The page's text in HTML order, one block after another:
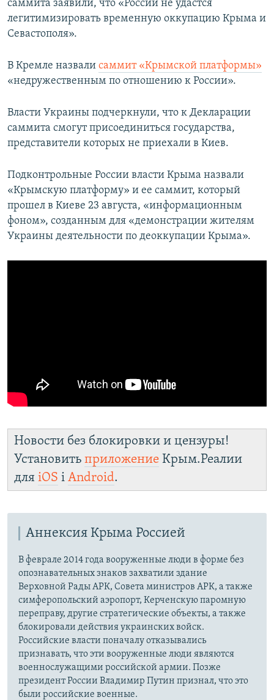
саммита заявили, что «России не удастся
легитимизировать временную оккупацию Крыма и
Севастополя».
В Кремле назвали саммит «Крымской платформы»
«недружественным по отношению к России».
Власти Украины подчеркнули, что к Декларации
саммита смогут присоединиться государства,
представители которых не приехали в Киев.
Подконтрольные России власти Крыма назвали
«Крымскую платформу» и ее саммит, который
прошел в Киеве 23 августа, «информационным
фоном», созданным для «демонстрации жителям
Украины деятельности по деоккупации Крыма».
Новости без блокировки и цензуры!
Установить приложение Крым.Реалии
для iOS і Android.
Аннексия Крыма Россией
В феврале 2014 года вооруженные люди в форме без
опознавательных знаков захватили здание
Верховной Рады АРК, Совета министров АРК, а также
симферопольский аэропорт, Керченскую паромную
переправу, другие стратегические объекты, а также
блокировали действия украинских войск.
Российские власти поначалу отказывались
признавать, что эти вооруженные люди являются
военнослужащими российской армии. Позже
президент России Владимир Путин признал, что это
были российские военные.